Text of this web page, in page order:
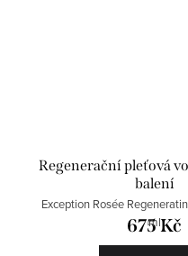
Regenerační pleťová
balení
Exception Rosée
ml
675 Kč